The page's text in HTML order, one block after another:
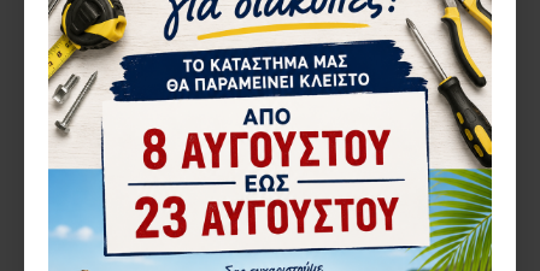
ΠΕΡΙΓΡΑ΄ΦΉ
ΑΝΤΙΚΡΥΣΜΑ ΚΛΕΙΔΑΡΙΑΣ COMUNELLO 215 ΣΥΡΟΜΕΝΗΣ
ΚΑΓΚΕΛΟΠΟΡΤΑΣ
ΑΞΙΟΛΟΓΉΣΕΙΣ
ΕΤΙΚΈΤΕΣ: COMUNELLO